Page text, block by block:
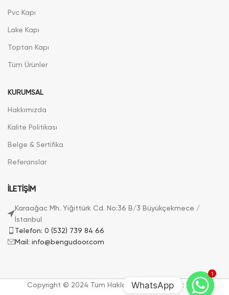
Pvc Kapı
Lake Kapı
Toptan Kapı
Tüm Ürünler
KURUMSAL
Hakkımızda
Kalite Politikası
Belge & Sertifika
Referanslar
İLETİŞİM
Karaağac Mh. Yiğittürk Cd. No:36 B/3 Büyükçekmece /
İstanbul
Telefon: 0 (532) 739 84 66
Mail: info@bengudoor.com
Copyright © 2024 Tüm Hakları Saklıdır. | Bengü Door
1
WhatsApp